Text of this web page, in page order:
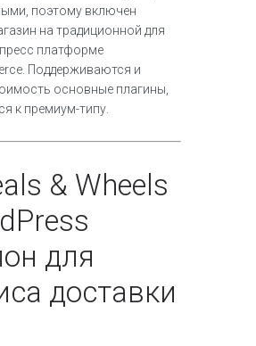
поэтому включен
на традиционной для
платформе
Поддерживаются и
основные плагины,
к премиум-типу.
& Wheels
для
доставки